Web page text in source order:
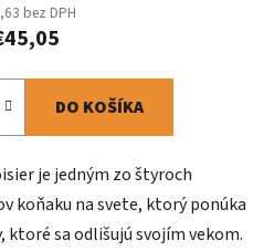
bez DPH
DO KOŠÍKA
je jedným zo štyroch
koňaku na svete, ktorý ponúka
ktoré sa odlišujú svojím vekom.